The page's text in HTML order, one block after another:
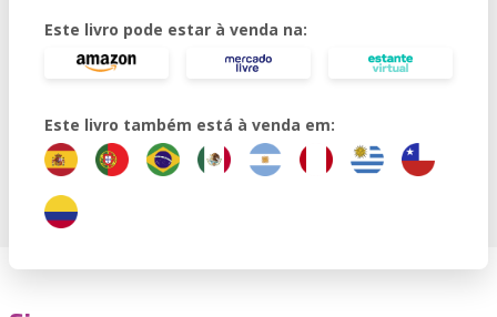
Este livro pode estar à venda na:
Este livro também está à venda em: